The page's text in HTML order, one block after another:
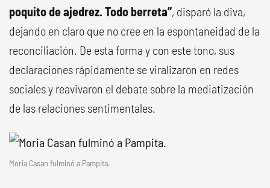
poquito de ajedrez. Todo berreta”, disparó la diva,
dejando en claro que no cree en la espontaneidad de la
reconciliación. De esta forma y con este tono, sus
declaraciones rápidamente se viralizaron en redes
sociales y reavivaron el debate sobre la mediatización
de las relaciones sentimentales.
Moria Casan fulminó a Pampita.